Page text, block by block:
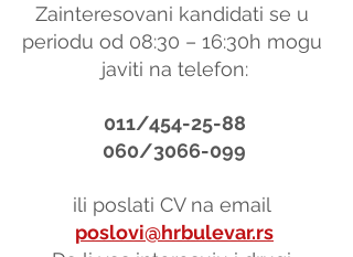
Zainteresovani kandidati se u
periodu od 08:30 – 16:30h mogu
javiti na telefon:
011/454-25-88
060/3066-099
ili poslati CV na email
poslovi@hrbulevar.rs